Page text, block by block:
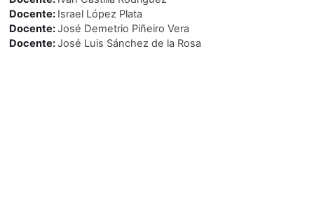
Docente: Israel López Plata
Docente:José Demetrio Piñeiro Vera
Docente:José Luis Sánchez de la Rosa